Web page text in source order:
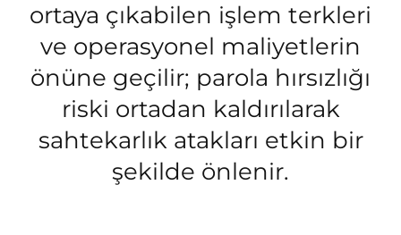
ortaya çıkabilen işlem terkleri
ve operasyonel maliyetlerin
önüne geçilir; parola hırsızlığı
riski ortadan kaldırılarak
sahtekarlık atakları etkin bir
şekilde önlenir.